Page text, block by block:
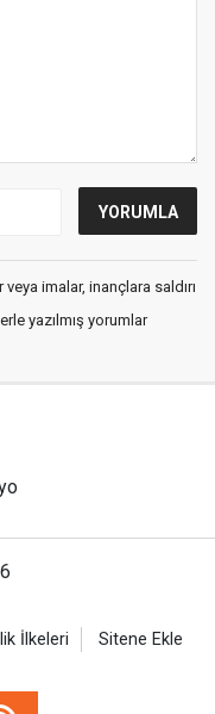
imalar, inançlara saldırı
yazılmış yorumlar
İlkeleri Sitene Ekle